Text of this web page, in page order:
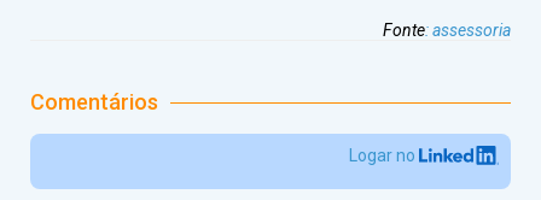
Fonte:assessoria
Comentários
Logar no